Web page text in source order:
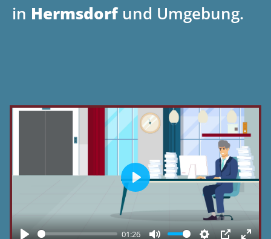
in Hermsdorf und Umgebung.
01:26
Play